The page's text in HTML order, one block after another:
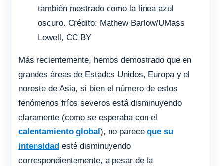
también mostrado como la línea azul
oscuro. Crédito: Mathew Barlow/UMass
Lowell, CC BY
Más recientemente, hemos demostrado que en
grandes áreas de Estados Unidos, Europa y el
noreste de Asia, si bien el número de estos
fenómenos fríos severos está disminuyendo
claramente (como se esperaba con el
calentamiento global ), no parece que su
intensidad esté disminuyendo
correspondientemente, a pesar de la